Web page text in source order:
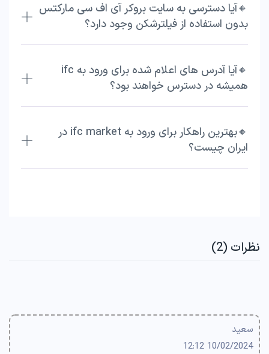
🔸آیا دسترسی به سایت بروکر آی اف سی مارکتس
بدون استفاده از فیلترشکن وجود دارد؟
🔸آیا آدرس های اعلام شده برای ورود به ifc
همیشه در دسترس خواهند بود؟
🔸بهترین راهکار برای ورود به ifc market در
ایران چیست؟
نظرات (2)
سعید
10/02/2024 12:12